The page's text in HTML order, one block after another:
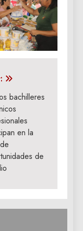
bachilleres
en la
de